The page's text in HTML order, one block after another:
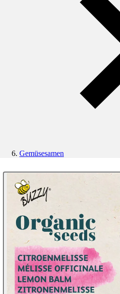
Gemüsesamen